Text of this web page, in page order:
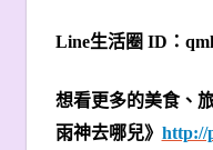
Line生活圈 ID ：
想看更多的美食、
雨神去哪兒》 http://